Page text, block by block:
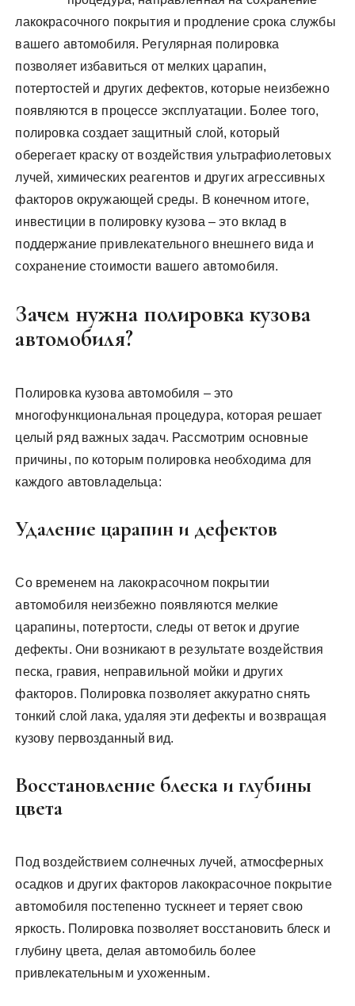
лакокрасочного покрытия и продление срока службы
вашего автомобиля. Регулярная полировка
позволяет избавиться от мелких царапин,
потертостей и других дефектов, которые неизбежно
появляются в процессе эксплуатации. Более того,
полировка создает защитный слой, который
оберегает краску от воздействия ультрафиолетовых
лучей, химических реагентов и других агрессивных
факторов окружающей среды. В конечном итоге,
инвестиции в полировку кузова – это вклад в
поддержание привлекательного внешнего вида и
сохранение стоимости вашего автомобиля.
Зачем нужна полировка кузова
автомобиля?
Полировка кузова автомобиля – это
многофункциональная процедура, которая решает
целый ряд важных задач. Рассмотрим основные
причины, по которым полировка необходима для
каждого автовладельца:
Удаление царапин и дефектов
Со временем на лакокрасочном покрытии
автомобиля неизбежно появляются мелкие
царапины, потертости, следы от веток и другие
дефекты. Они возникают в результате воздействия
песка, гравия, неправильной мойки и других
факторов. Полировка позволяет аккуратно снять
тонкий слой лака, удаляя эти дефекты и возвращая
кузову первозданный вид.
Восстановление блеска и глубины
цвета
Под воздействием солнечных лучей, атмосферных
осадков и других факторов лакокрасочное покрытие
автомобиля постепенно тускнеет и теряет свою
яркость. Полировка позволяет восстановить блеск и
глубину цвета, делая автомобиль более
привлекательным и ухоженным.